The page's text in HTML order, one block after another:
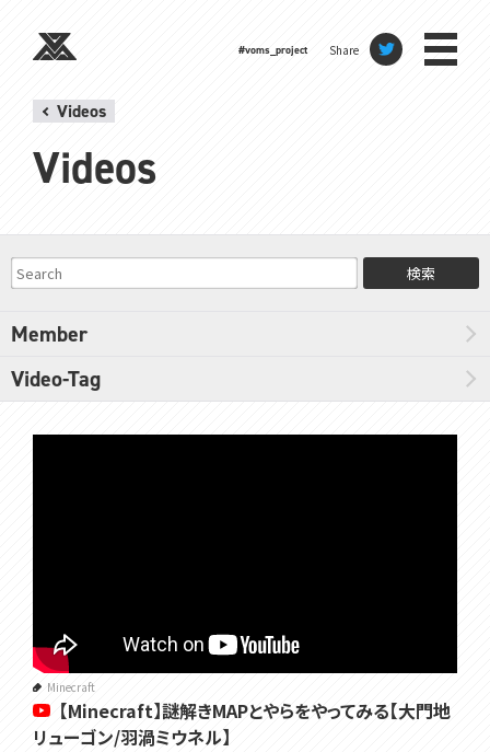
#voms_project Share
Videos
Videos
検索
Member
Video-Tag
Minecraft
【Minecraft】謎解きMAPとやらをやってみる【大門地
リューゴン/羽渦ミウネル】